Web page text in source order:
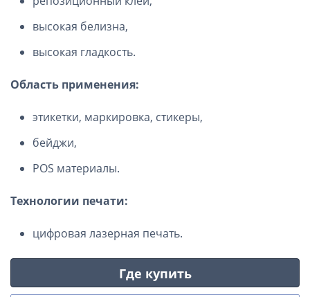
высокая белизна,
высокая гладкость.
Область применения:
этикетки, маркировка, стикеры,
бейджи,
POS материалы.
Технологии печати:
цифровая лазерная печать.
Где купить